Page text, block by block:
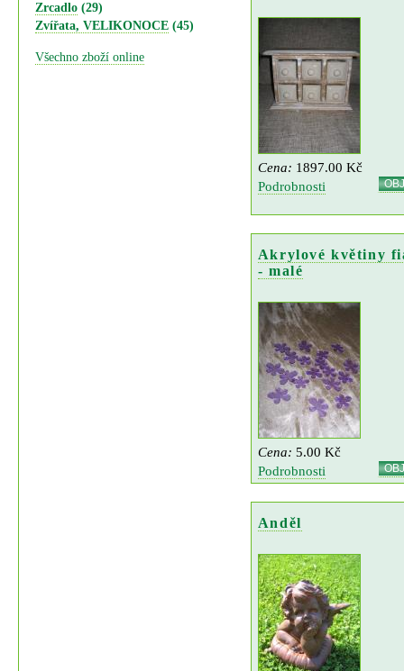
Zrcadlo (29)
Zvířata, VELIKONOCE (45)
Všechno zboží online
Cena: 1897.00 Kč
Podrobnosti
Akrylové květiny
- malé
Cena: 5.00 Kč
Podrobnosti
Anděl